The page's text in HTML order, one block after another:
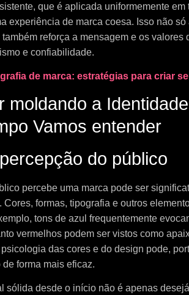
que é aplicada uniformemente em
experiência de marca coesa. Isso não
reforça a mensagem e os valores
e confiabilidade.
de marca: estratégias para criar
do público
percebe uma marca pode ser
formas, tipografia e outros
tons de azul frequentemente
vermelhos podem ser vistos como
das cores e do design pode,
forma mais eficaz.
sólida desde o início não é apenas